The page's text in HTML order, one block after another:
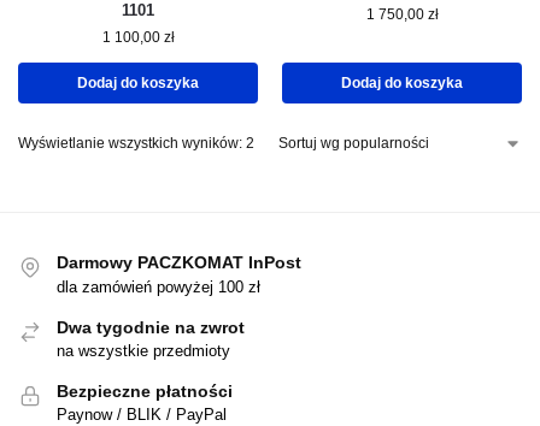
1101
1 100,00 zł
Dodaj do koszyka
1 750,00 zł
Dodaj do koszyka
Wyświetlanie wszystkich wyników: 2
Darmowy PACZKOMAT InPost
dla zamówień powyżej 100 zł
Dwa tygodnie na zwrot
na wszystkie przedmioty
Bezpieczne płatności
Paynow / BLIK / PayPal